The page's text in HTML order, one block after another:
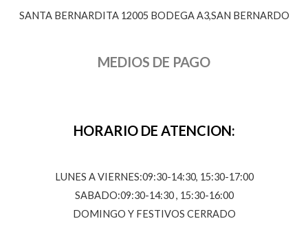
SANTA BERNARDITA 12005 BODEGA A3,SAN BERNARDO
MEDIOS DE PAGO
HORARIO DE ATENCION:
LUNES A VIERNES:09:30-14:30, 15:30-17:00
SABADO:09:30-14:30 , 15:30-16:00
DOMINGO Y FESTIVOS CERRADO